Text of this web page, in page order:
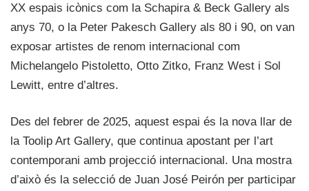
XX espais icònics com la Schapira & Beck Gallery als
anys 70, o la Peter Pakesch Gallery als 80 i 90, on van
exposar artistes de renom internacional com
Michelangelo Pistoletto, Otto Zitko, Franz West i Sol
Lewitt, entre d’altres.
Des del febrer de 2025, aquest espai és la nova llar de
la Toolip Art Gallery, que continua apostant per l’art
contemporani amb projecció internacional. Una mostra
d’això és la selecció de Juan José Peirón per participar